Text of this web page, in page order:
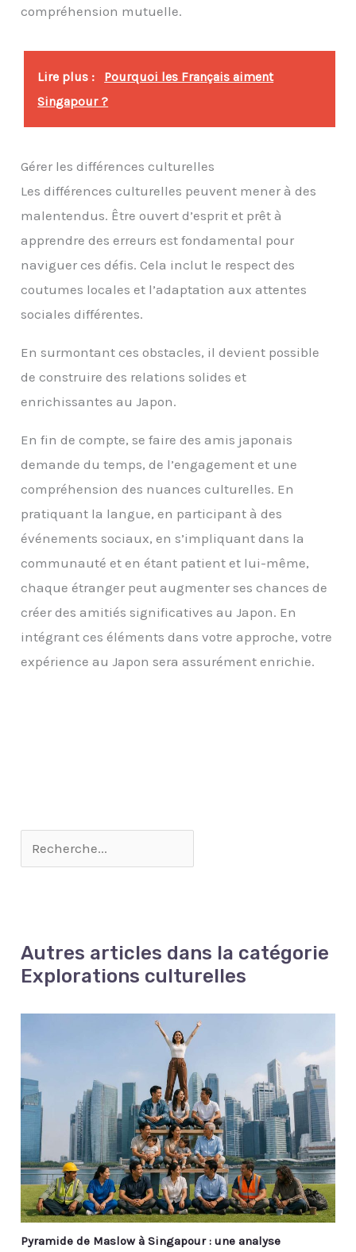
compréhension mutuelle.
Lire plus :
Pourquoi les Français aiment
Singapour ?
Gérer les différences culturelles
Les différences culturelles peuvent mener à des
malentendus. Être ouvert d’esprit et prêt à
apprendre des erreurs est fondamental pour
naviguer ces défis. Cela inclut le respect des
coutumes locales et l’adaptation aux attentes
sociales différentes.
En surmontant ces obstacles, il devient possible
de construire des relations solides et
enrichissantes au Japon.
En fin de compte, se faire des amis japonais
demande du temps, de l’engagement et une
compréhension des nuances culturelles. En
pratiquant la langue, en participant à des
événements sociaux, en s’impliquant dans la
communauté et en étant patient et lui-même,
chaque étranger peut augmenter ses chances de
créer des amitiés significatives au Japon. En
intégrant ces éléments dans votre approche, votre
expérience au Japon sera assurément enrichie.
Autres articles dans la catégorie
Explorations culturelles
Pyramide de Maslow à Singapour : une analyse